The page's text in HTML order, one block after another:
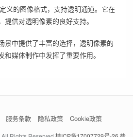
义的图像格式，支持透明通道。它在
供对透明像素的良好支持。
景中提供了丰富的选择，透明像素的
和媒体制作中发挥了重要作用。
服务条款 隐私政策 Cookie政策